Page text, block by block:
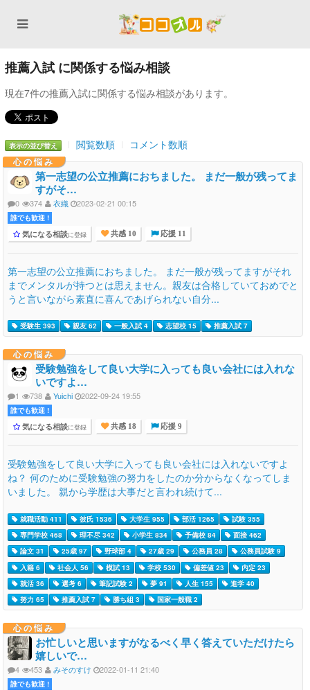
推薦入試 に関係する悩み相談
現在7件の推薦入試に関係する悩み相談があります。
表示の並び替え 閲覧数順 コメント数順
心の悩み
第一志望の公立推薦におちました。 まだ一般が残ってま
すがそ…
0 374 衣織 2023-02-21 00:15
誰でも歓迎 !
気になる相談に登録 共感 10 応援 11
第一志望の公立推薦におちました。 まだ一般が残ってますがそれ
までメンタルが持つとは思えません。親友は合格していておめでと
うと言いながら素直に喜んであげられない自分...
受験生 393 親友 62 一般入試 4 志望校 15 推薦入試 7
心の悩み
受験勉強をして良い大学に入っても良い会社には入れな
いですよ…
1 738 Yuichi 2022-09-24 19:55
誰でも歓迎 !
気になる相談に登録 共感 18 応援 9
受験勉強をして良い大学に入っても良い会社には入れないですよ
ね？ 何のために受験勉強の努力をしたのか分からなくなってしま
いました。 親から学歴は大事だと言われ続けて...
就職活動 411 彼氏 1536 大学生 955 部活 1265
試験 355
専門学校 468
理不尽 342 小学生 834 予備校 84
面接 462
論文 31
25歳 97 野球部 4 27歳 29 公務員 28
公務員試験 9
入籍 6
社会人 56 模試 13 学校 530 偏差値 23
内定 23
就活 36
選考 6 筆記試験 2 夢 91 人生 155
進学 40
努力 65
推薦入試 7 勝ち組 3 国家一般職 2
心の悩み
お忙しいと思いますがなるべく早く答えていただけたら
嬉しいで…
4 453 みそのすけ 2022-01-11 21:40
誰でも歓迎 !